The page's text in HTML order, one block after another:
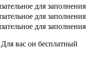
для заполнения
для заполнения
для заполнения
вас он бесплатный